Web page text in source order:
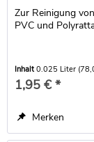
Zur Reinigung
PVC und
Inhalt0.025 Liter
1,95 € *
Merken